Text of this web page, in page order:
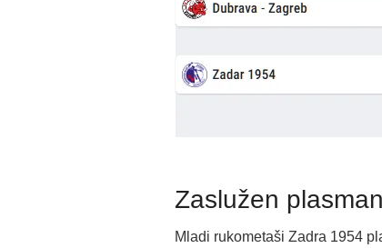
Zaslužen
Mladi rukometaši Zadra 1954